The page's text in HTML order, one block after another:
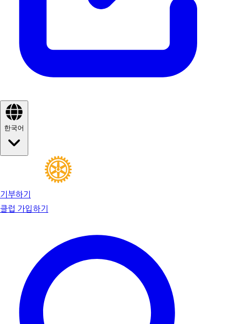
한국어
기부하기
클럽 가입하기